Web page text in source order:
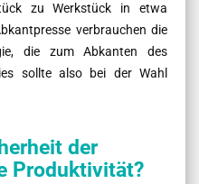
zu Werkstück in etwa
verbrauchen die
die zum Abkanten des
sollte also bei der Wahl
der
Produktivität?